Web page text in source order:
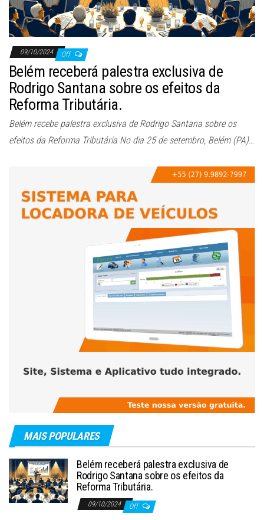
09/10/2024 Off
Belém receberá palestra exclusiva de
Rodrigo Santana sobre os efeitos da
Reforma Tributária.
Belém recebe palestra exclusiva de Rodrigo Santana sobre os
efeitos da Reforma Tributária No dia 25 de setembro, Belém (PA)…
MAIS POPULARES
Belém receberá palestra exclusiva de
Rodrigo Santana sobre os efeitos da
Reforma Tributária.
09/10/2024 Off